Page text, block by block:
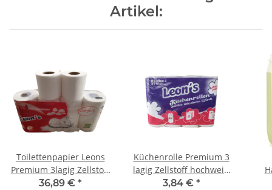
Artikel:
Toilettenpapier Leons
Premium 3lagig Zellstoff
hochweiss 250Blatt 64
36,89 € *
Küchenrolle Premium 3
lagig Zellstoff hochweiß
51Blatt 4Rollen
3,84 € *